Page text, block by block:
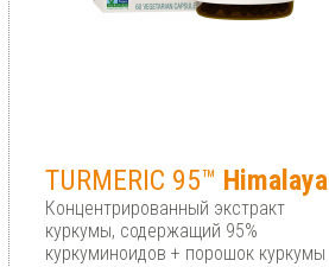
TURMERIC 95™ Himalaya
Концентрированный экстракт
куркумы, содержащий 95%
куркуминоидов + порошок куркумы